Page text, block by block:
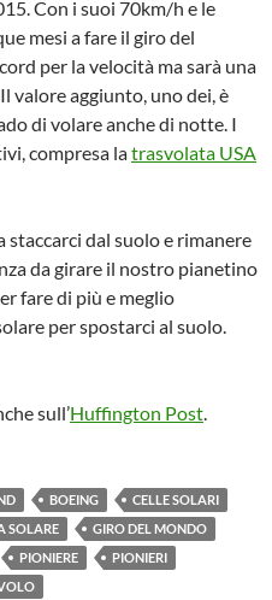
Con i suoi 70km/h e le
mesi a fare il giro del
per la velocità ma sarà una
valore aggiunto, uno dei, è
di volare anche di notte. I
compresa latrasvolata USA
staccarci dal suolo e rimanere
da girare il nostro pianetino
fare di più e meglio
per spostarci al suolo.
sull’Huffington Post
BOEING
CELLE SOLARI
SOLARE
GIRO DEL MONDO
PIONIERE
PIONIERI